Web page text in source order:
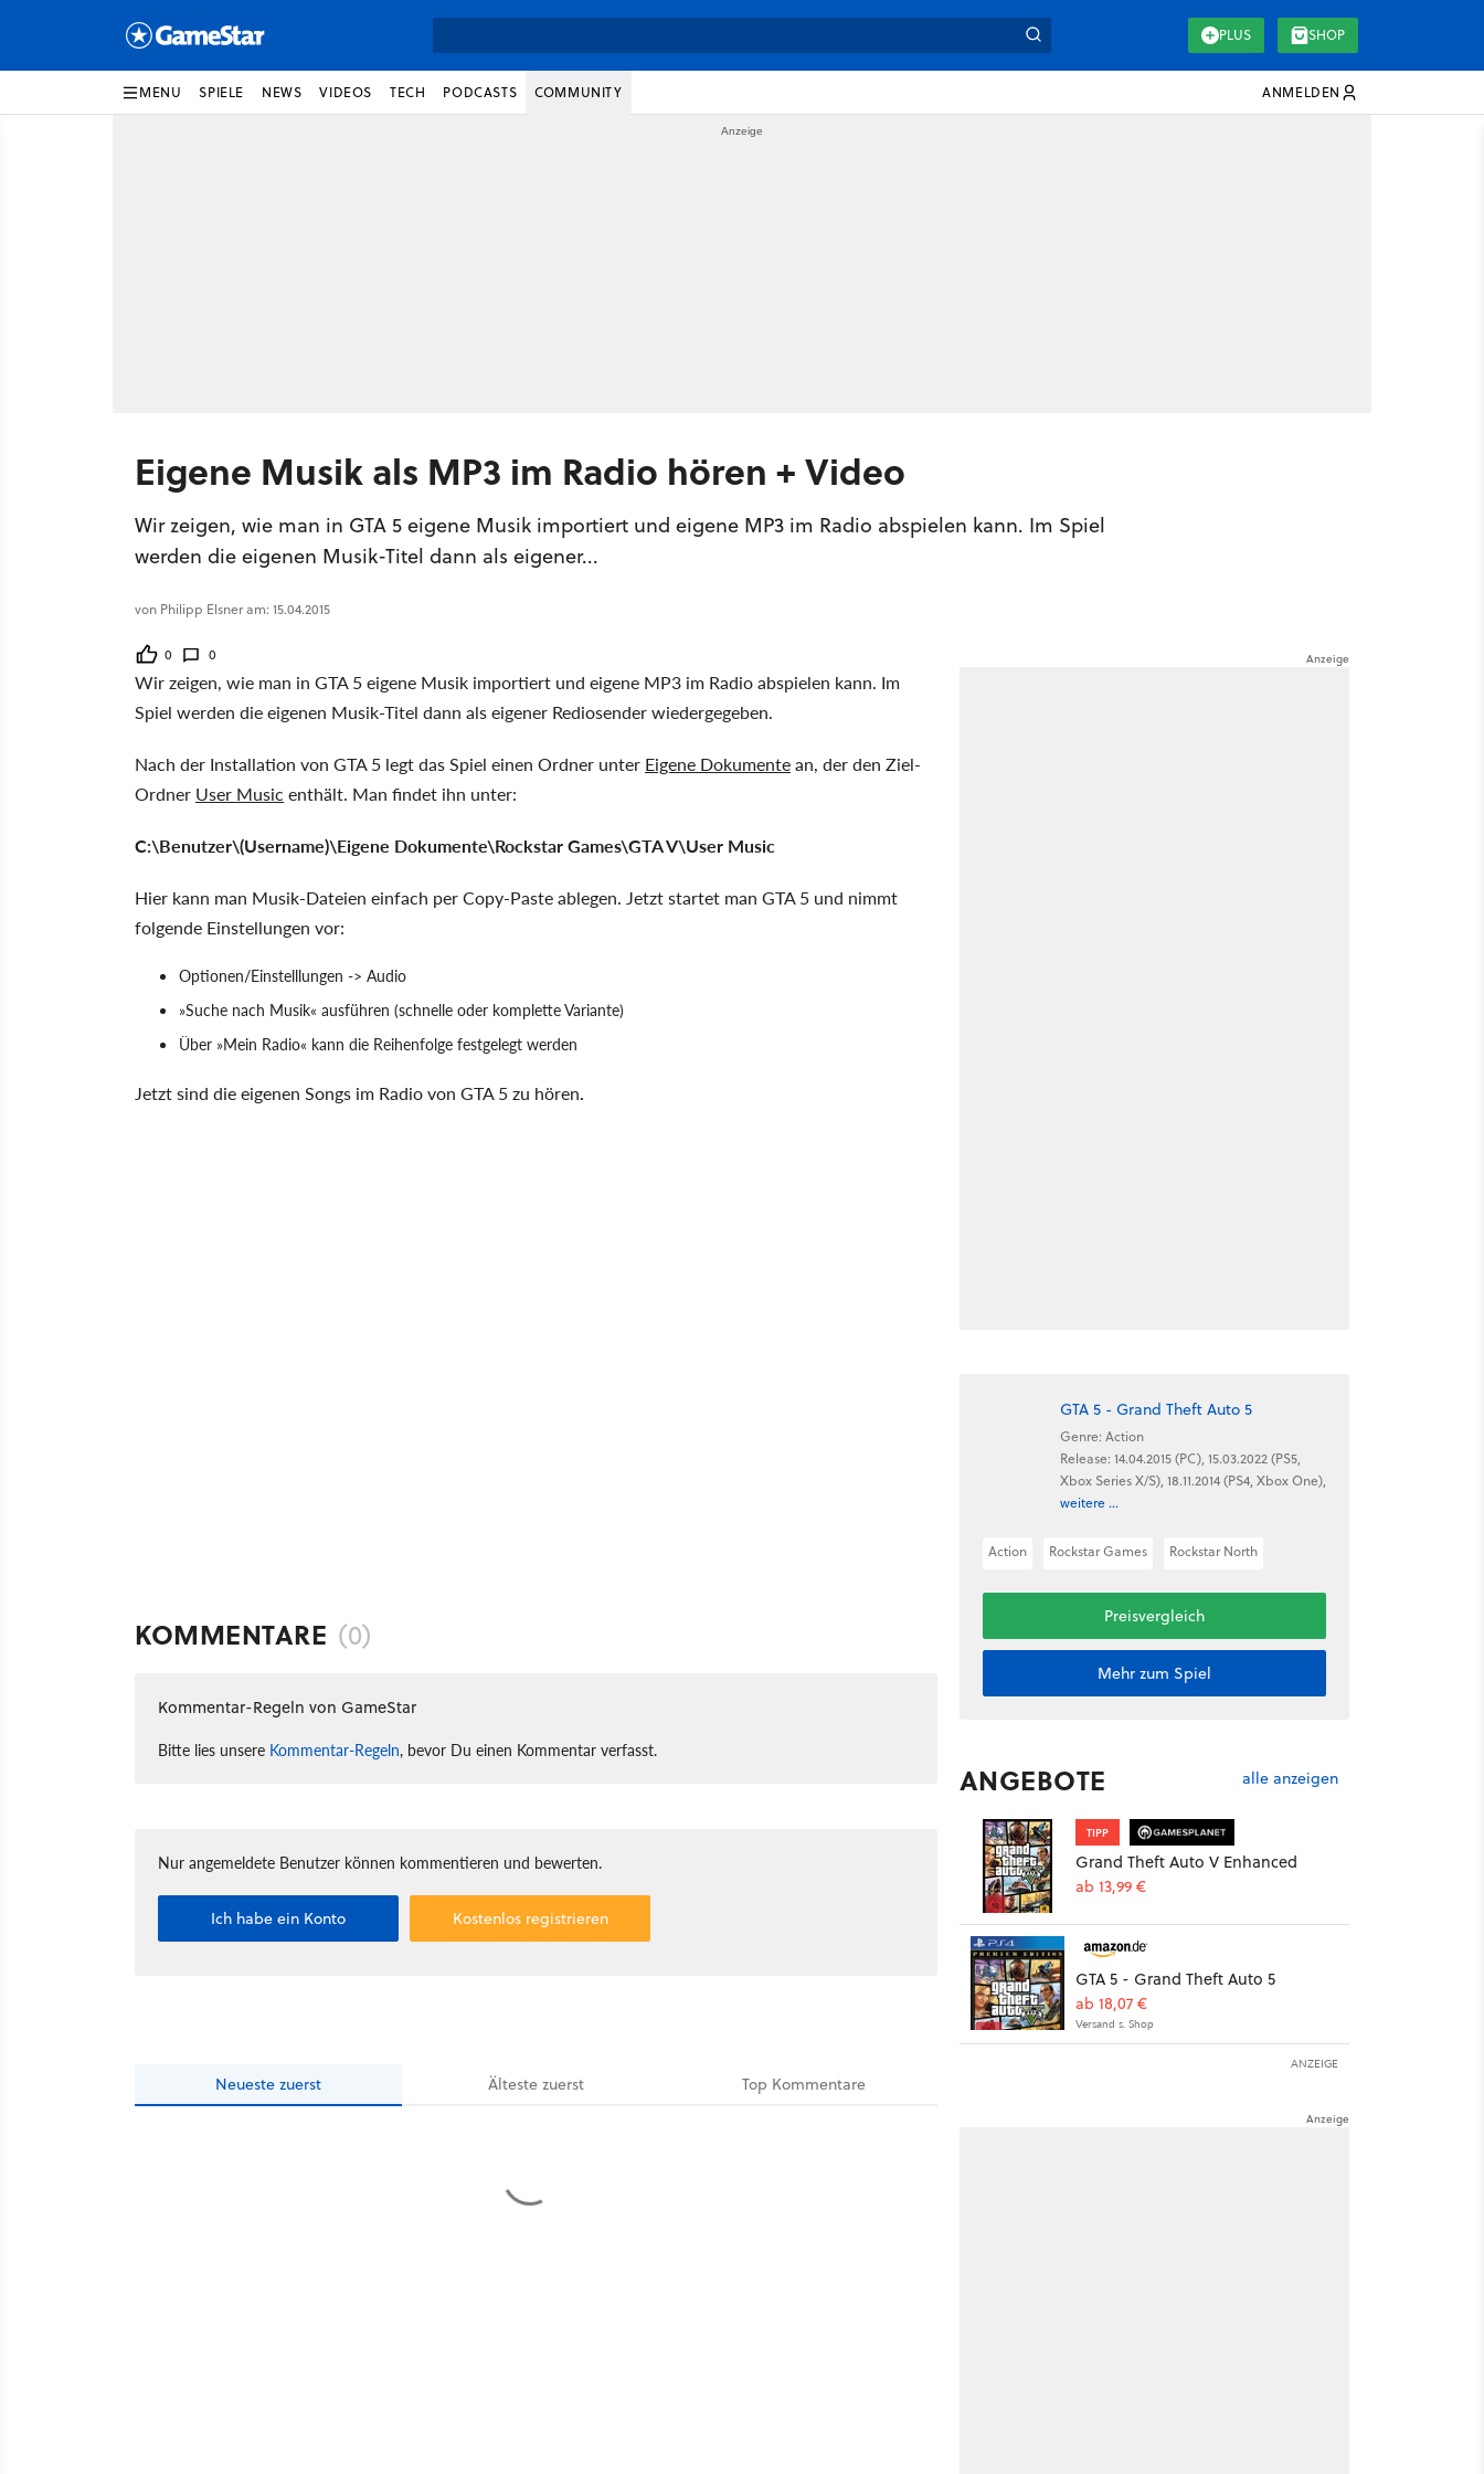
PLUS SHOP
MENU SPIELE NEWS VIDEOS TECH PODCASTS COMMUNITY ANMELDEN
Eigene Musik als MP3 im Radio hören + Video
Wir zeigen, wie man in GTA 5 eigene Musik importiert und eigene MP3 im Radio abspielen kann. Im Spiel
werden die eigenen Musik-Titel dann als eigener...
von Philipp Elsner am: 15.04.2015
0 0
Wir zeigen, wie man in GTA 5 eigene Musik importiert und eigene MP3 im Radio abspielen kann. Im
Spiel werden die eigenen Musik-Titel dann als eigener Rediosender wiedergegeben.
Nach der Installation von GTA 5 legt das Spiel einen Ordner unter Eigene Dokumentean, der den Ziel-
Ordner User Music enthält. Man findet ihn unter:
C:\Benutzer\(Username)\Eigene Dokumente\Rockstar Games\GTA V\User Music
Hier kann man Musik-Dateien einfach per Copy-Paste ablegen. Jetzt startet man GTA 5 und nimmt
folgende Einstellungen vor:
Optionen/Einstelllungen -> Audio
»Suche nach Musik« ausführen (schnelle oder komplette Variante)
Über »Mein Radio« kann die Reihenfolge festgelegt werden
Jetzt sind die eigenen Songs im Radio von GTA 5 zu hören.
KOMMENTARE (0)
Kommentar-Regeln von GameStar
Bitte lies unsere Kommentar-Regeln, bevor Du einen Kommentar verfasst.
Nur angemeldete Benutzer können kommentieren und bewerten.
Ich habe ein Konto Kostenlos registrieren
Neueste zuerst Ältestezuerst Top Kommentare
GTA 5 - Grand Theft Auto 5
Genre: Action
Release: 14.04.2015 (PC), 15.03.2022 (PS5,
Xbox Series X/S), 18.11.2014 (PS4, Xbox One),
weitere ...
Action Rockstar Games Rockstar North
Preisvergleich
Mehr zum Spiel
ANGEBOTE alle anzeigen
TIPP
Grand Theft Auto V Enhanced
ab 13,99 €
GTA 5 - Grand Theft Auto 5
ab 18,07 €
Versand s. Shop
ANZEIGE